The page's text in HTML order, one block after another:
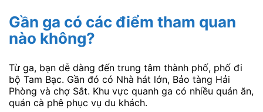
Gần ga có các điểm tham quan
nào không?
Từ ga, bạn dễ dàng đến trung tâm thành phố, phố đi
bộ Tam Bạc. Gần đó có Nhà hát lớn, Bảo tàng Hải
Phòng và chợ Sắt. Khu vực quanh ga có nhiều quán ăn,
quán cà phê phục vụ du khách.